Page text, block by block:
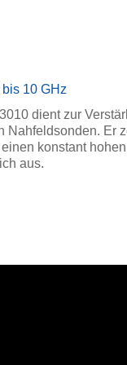
10 GHz
dient zur
Nahfeldsonden. Er
konstant
aus.